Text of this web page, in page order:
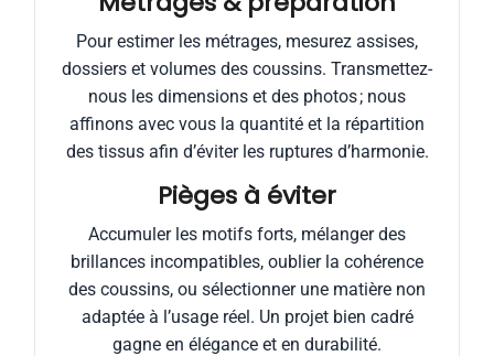
Pour estimer les métrages, mesurez assises,
dossiers et volumes des coussins. Transmettez-
nous les dimensions et des photos ; nous
affinons avec vous la quantité et la répartition
des tissus afin d’éviter les ruptures d’harmonie.
Pièges à éviter
Accumuler les motifs forts, mélanger des
brillances incompatibles, oublier la cohérence
des coussins, ou sélectionner une matière non
adaptée à l’usage réel. Un projet bien cadré
gagne en élégance et en durabilité.